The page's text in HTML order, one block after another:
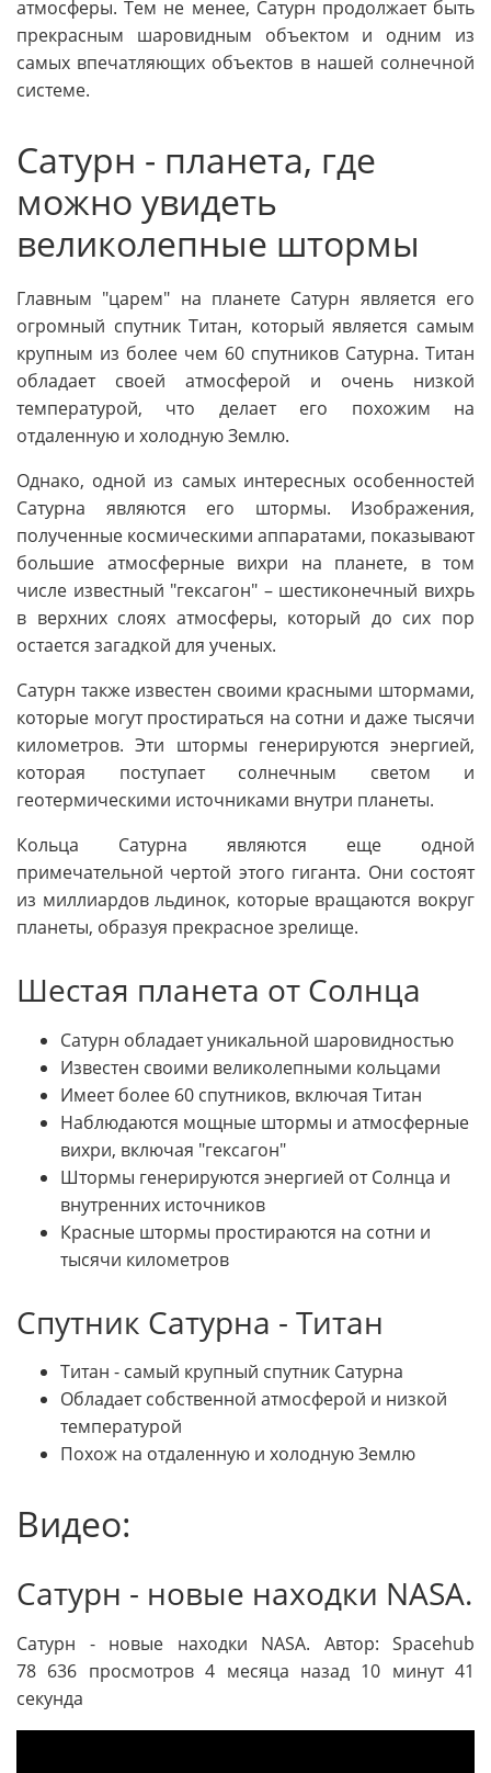
атмосферы. Тем не менее, Сатурн продолжает быть
прекрасным шаровидным объектом и одним из
самых впечатляющих объектов в нашей солнечной
системе.
Сатурн - планета, где
можно увидеть
великолепные штормы
Главным "царем" на планете Сатурн является его
огромный спутник Титан, который является самым
крупным из более чем 60 спутников Сатурна. Титан
обладает своей атмосферой и очень низкой
температурой, что делает его похожим на
отдаленную и холодную Землю.
Однако, одной из самых интересных особенностей
Сатурна являются его штормы. Изображения,
полученные космическими аппаратами, показывают
большие атмосферные вихри на планете, в том
числе известный "гексагон" – шестиконечный вихрь
в верхних слоях атмосферы, который до сих пор
остается загадкой для ученых.
Сатурн также известен своими красными штормами,
которые могут простираться на сотни и даже тысячи
километров. Эти штормы генерируются энергией,
которая поступает солнечным светом и
геотермическими источниками внутри планеты.
Кольца Сатурна являются еще одной
примечательной чертой этого гиганта. Они состоят
из миллиардов льдинок, которые вращаются вокруг
планеты, образуя прекрасное зрелище.
Шестая планета от Солнца
Сатурн обладает уникальной шаровидностью
Известен своими великолепными кольцами
Имеет более 60 спутников, включая Титан
Наблюдаются мощные штормы и атмосферные
вихри, включая "гексагон"
Штормы генерируются энергией от Солнца и
внутренних источников
Красные штормы простираются на сотни и
тысячи километров
Спутник Сатурна - Титан
Титан - самый крупный спутник Сатурна
Обладает собственной атмосферой и низкой
температурой
Похож на отдаленную и холодную Землю
Видео:
Сатурн - новые находки NASA.
Сатурн - новые находки NASA. Автор: Spacehub
78 636 просмотров 4 месяца назад 10 минут 41
секунда